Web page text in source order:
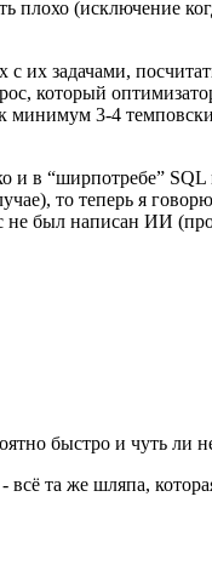
(исключение
их задачами,
который
3-4
и в “ширпотребе”
то теперь я
был написан ИИ
быстро и чуть ли
та же шляпа,